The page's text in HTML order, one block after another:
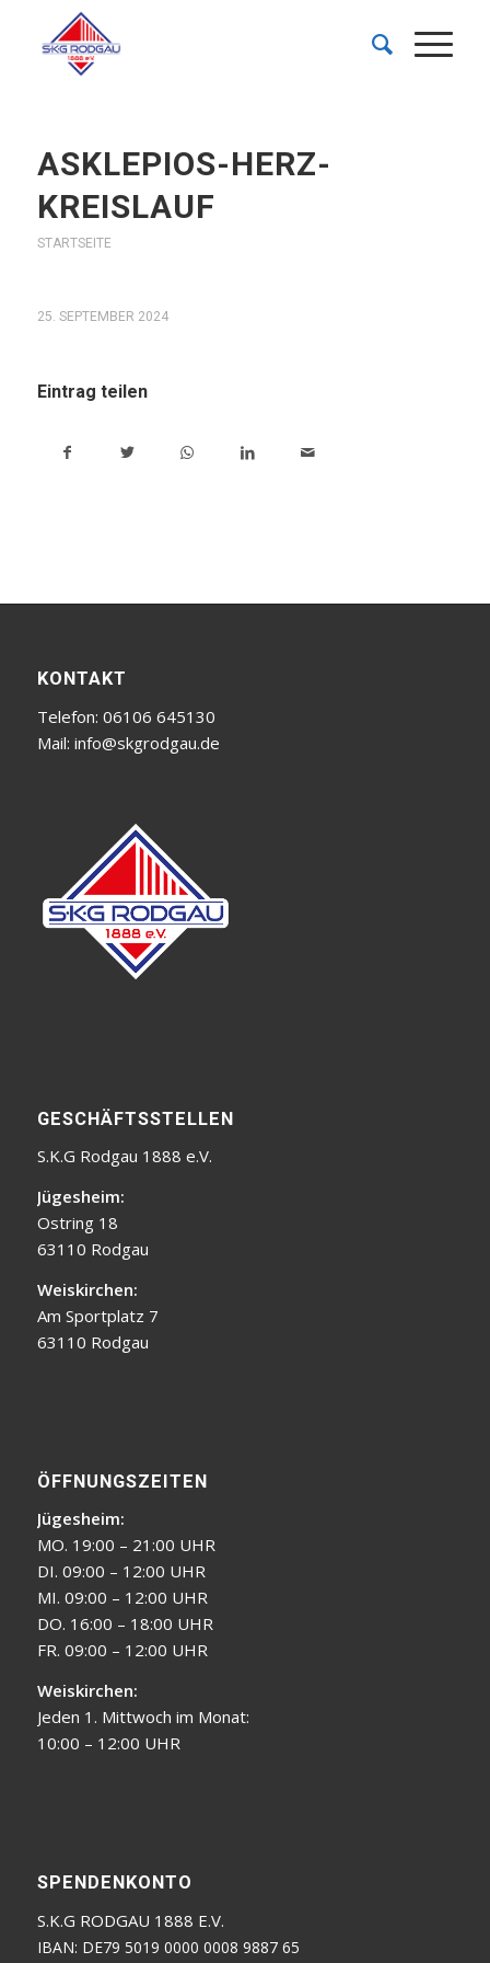
ASKLEPIOS-HERZ-
KREISLAUF
STARTSEITE
25. SEPTEMBER 2024
Eintrag teilen
KONTAKT
Telefon: 06106 645130
Mail: info@skgrodgau.de
GESCHÄFTSSTELLEN
S.K.G Rodgau 1888 e.V.
Jügesheim:
Ostring 18
63110 Rodgau
Weiskirchen:
Am Sportplatz 7
63110 Rodgau
ÖFFNUNGSZEITEN
Jügesheim:
MO. 19:00 – 21:00 UHR
DI. 09:00 – 12:00 UHR
MI. 09:00 – 12:00 UHR
DO. 16:00 – 18:00 UHR
FR. 09:00 – 12:00 UHR
Weiskirchen:
Jeden 1. Mittwoch im Monat:
10:00 – 12:00 UHR
SPENDENKONTO
S.K.G RODGAU 1888 E.V.
IBAN: DE79 5019 0000 0008 9887 65